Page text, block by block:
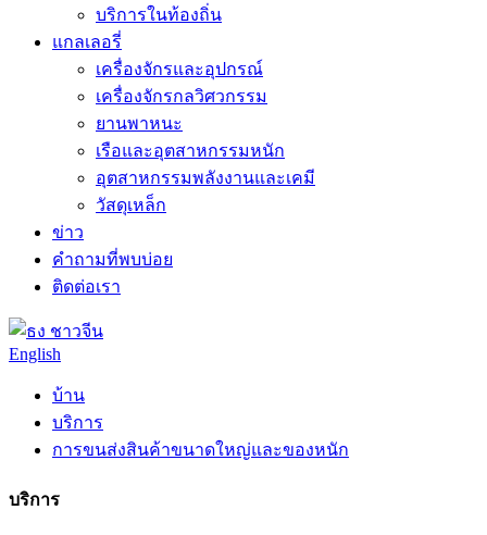
บริการในท้องถิ่น
แกลเลอรี่
เครื่องจักรและอุปกรณ์
เครื่องจักรกลวิศวกรรม
ยานพาหนะ
เรือและอุตสาหกรรมหนัก
อุตสาหกรรมพลังงานและเคมี
วัสดุเหล็ก
ข่าว
คำถามที่พบบ่อย
ติดต่อเรา
ชาวจีน
English
บ้าน
บริการ
การขนส่งสินค้าขนาดใหญ่และของหนัก
บริการ